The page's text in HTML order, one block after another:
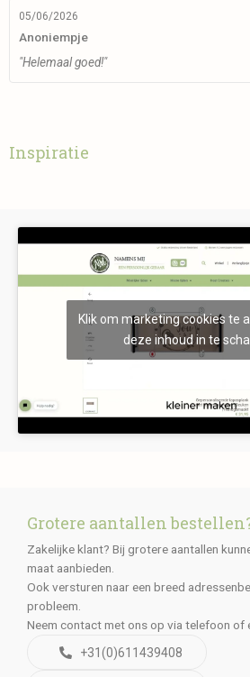
05/06/2026
Anoniempje
"Helemaal goed!"
Inspiratie
Klik om marketing cookies te
deze inhoud in te
Grotere aantallen
Zakelijke klant? Bij grotere aantallen
maat aanbieden.
Ook versturen naar een breed
probleem.
Neem contact met ons op via telefoon of
+31(0)611439408